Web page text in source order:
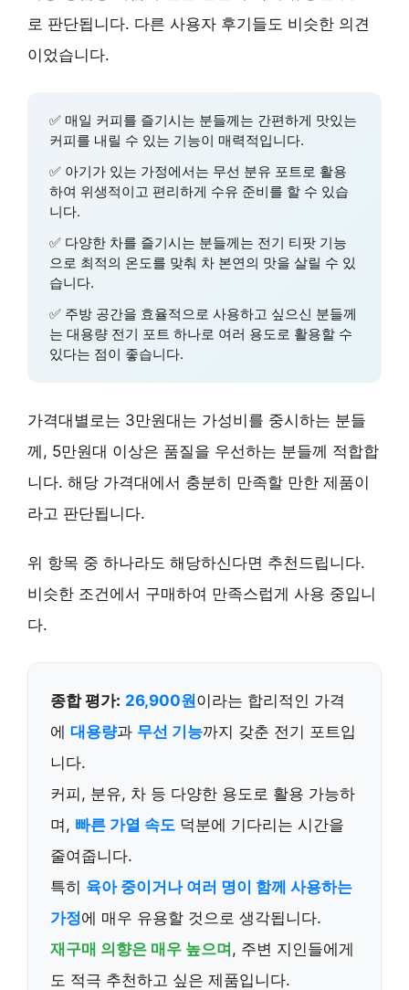
로 판단됩니다. 다른 사용자 후기들도 비슷한 의견
이었습니다.
✅ 매일 커피를 즐기시는 분들께는 간편하게 맛있는
커피를 내릴 수 있는 기능이 매력적입니다.
✅ 아기가 있는 가정에서는 무선 분유 포트 로 활용
하여 위생적이고 편리하게 수유 준비를 할 수 있습
니다.
✅ 다양한 차를 즐기시는 분들께는 전기 티팟 기능
으로 최적의 온도를 맞춰 차 본연의 맛을 살릴 수 있
습니다.
✅ 주방 공간을 효율적으로 사용하고 싶으신 분들께
는 대용량 전기 포트 하나로 여러 용도로 활용할 수
있다는 점이 좋습니다.
가격대별로는 3만원대는 가성비를 중시하는 분들
께, 5만원대 이상은 품질을 우선하는 분들께 적합합
니다. 해당 가격대에서 충분히 만족할 만한 제품이
라고 판단됩니다.
위 항목 중 하나라도 해당하신다면 추천드립니다.
비슷한 조건에서 구매하여 만족스럽게 사용 중입니
다.
종합 평가: 26,900원이라는 합리적인 가격
에 대용량과 무선 기능까지 갖춘 전기 포트입
니다.
커피, 분유, 차 등 다양한 용도로 활용 가능하
며, 빠른 가열 속도 덕분에 기다리는 시간을
줄여줍니다.
특히 육아 중이거나 여러 명이 함께 사용하는
가정에 매우 유용할 것으로 생각됩니다.
재구매 의향은 매우 높으며, 주변 지인들에게
도 적극 추천하고 싶은 제품입니다.